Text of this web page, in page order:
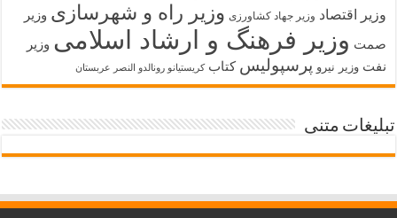
وزیر اقتصاد وزیر جهاد کشاورزی وزیر راه و شهرسازی وزیر
صمت وزیر فرهنگ و ارشاد اسلامی وزیر
نفت وزیر نیرو پرسپولیس کتاب کریستیانو رونالدو النصر عربستان
تبلیغات متنی